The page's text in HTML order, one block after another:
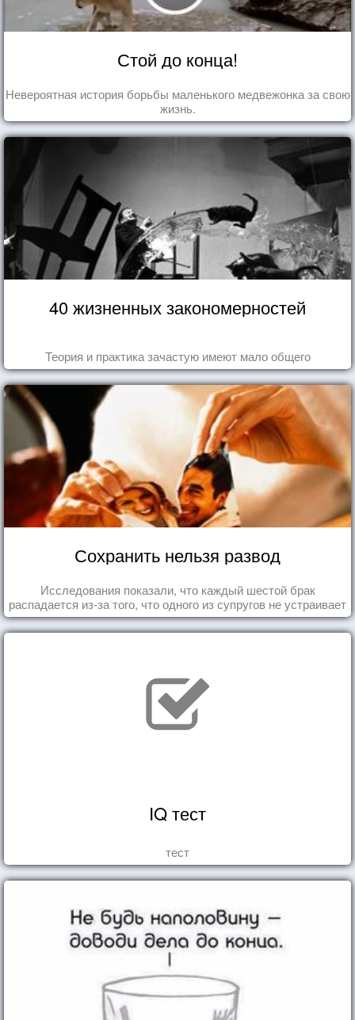
Стой до конца!
Невероятная история борьбы маленького медвежонка за свою
жизнь.
40 жизненных закономерностей
Теория и практика зачастую имеют мало общего
Сохранить нельзя развод
Исследования показали, что каждый шестой брак
распадается из-за того, что одного из супругов не устраивает
та роль, которая выпала ему в семье.
IQ тест
тест